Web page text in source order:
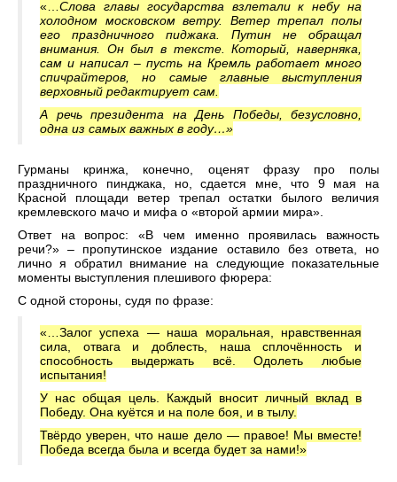
«…Слова главы государства взлетали к небу на
холодном московском ветру. Ветер трепал полы
его праздничного пиджака. Путин не обращал
внимания. Он был в тексте. Который, наверняка,
сам и написал – пусть на Кремль работает много
спичрайтеров, но самые главные выступления
верховный редактирует сам.
А речь президента на День Победы, безусловно,
одна из самых важных в году…»
Гурманы кринжа, конечно, оценят фразу про полы
праздничного пинджака, но, сдается мне, что 9 мая на
Красной площади ветер трепал остатки былого величия
кремлевского мачо и мифа о «второй армии мира».
Ответ на вопрос: «В чем именно проявилась важность
речи?» – пропутинское издание оставило без ответа, но
лично я обратил внимание на следующие показательные
моменты выступления плешивого фюрера:
С одной стороны, судя по фразе:
«…Залог успеха — наша моральная, нравственная
сила, отвага и доблесть, наша сплочённость и
способность выдержать всё. Одолеть любые
испытания!
У нас общая цель. Каждый вносит личный вклад в
Победу. Она куётся и на поле боя, и в тылу.
Твёрдо уверен, что наше дело — правое! Мы вместе!
Победа всегда была и всегда будет за нами!»